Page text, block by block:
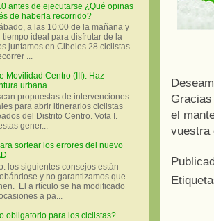
el
vuestra
antes de ejecutarse ¿Qué opinas
de haberla recorrido?
a las 10:00 de la mañana y
tiempo ideal para disfrutar de la
juntamos en Cibeles 28 ciclistas
...
Movilidad Centro (III): Haz
urbana
propuestas de intervenciones
para abrir itinerarios ciclistas
del Distrito Centro. Vota I.
gener...
sortear los errores del nuevo
los siguientes consejos están
y no garantizamos que
El a rtículo se ha modificado
a pa...
obligatorio para los ciclistas?